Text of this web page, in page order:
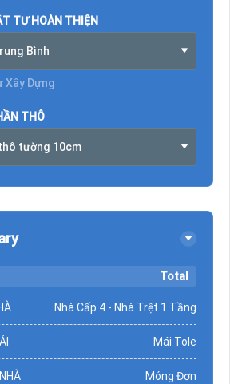
TƯ HOÀN THIỆN
Bình
Xây Dựng
THÔ
tường 10cm
Total
Nhà Cấp 4 - Nhà Trệt 1 Tầng
Mái Tole
Móng Đơn